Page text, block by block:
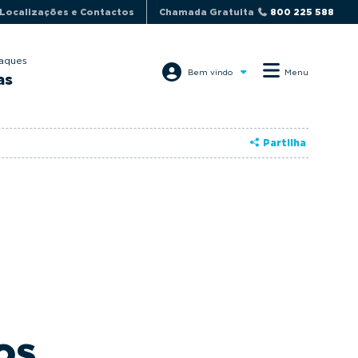
Localizações e Contactos Chamada Gratuita 800 225 588
Bem vindo Menu
Partilha